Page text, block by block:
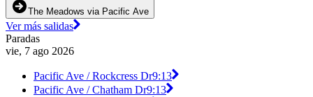
The Meadows via Pacific Ave
Ver más salidas
Paradas
vie, 7 ago 2026
Pacific Ave / Rockcress Dr9:13
Pacific Ave / Chatham Dr9:13